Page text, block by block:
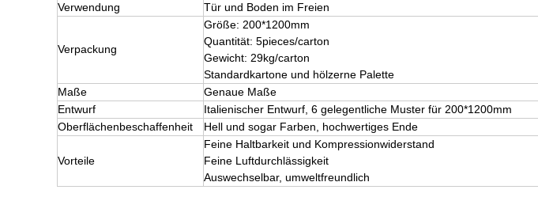
Verwendung
Tür und Boden im Freien
Verpackung
Größe: 200*1200mm
Quantität: 5pieces/carton
Gewicht: 29kg/carton
Standardkartone und hölzerne Palette
Maße
Genaue Maße
Entwurf
Italienischer Entwurf, 6 gelegentliche Muster für 200*1200mm
Oberflächenbeschaffenheit
Hell und sogar Farben, hochwertiges Ende
Vorteile
Feine Haltbarkeit und Kompressionwiderstand
Feine Luftdurchlässigkeit
Auswechselbar, umweltfreundlich